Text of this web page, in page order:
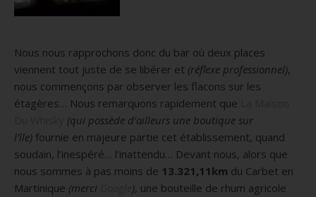
Nous nous rapprochons donc du bar où deux places
viennent tout juste de se libérer et (réflexe professionnel),
nous commençons par observer les flacons sur les
étagères… Nous remarquons rapidement que
(qui possède d’ailleurs une boutique sur
l’île) fournie en majeure partie cet établissement, quand
soudain, l’inespéré… l‘inattendu… Devant nous, alors que
nous sommes à pas moins de 13.321,11km du Carbet en
Martinique (merci ), une bouteille de rhum agricole